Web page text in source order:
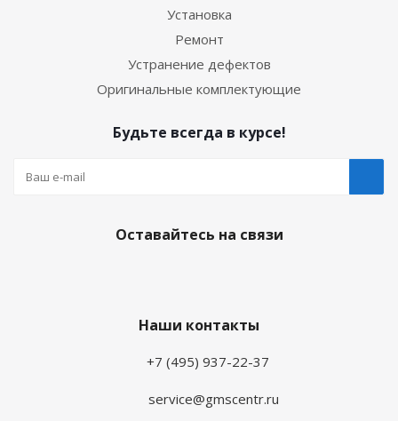
Установка
Ремонт
Устранение дефектов
Оригинальные комплектующие
Будьте всегда в курсе!
Оставайтесь на связи
Наши контакты
+7 (495) 937-22-37
service@gmscentr.ru